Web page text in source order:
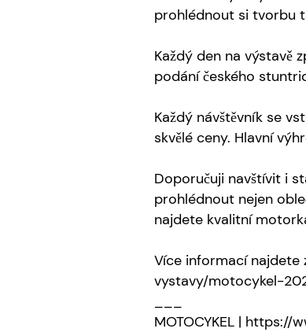
prohlédnout si tvorbu
Každý den na výstavě
podání českého
Každý návštěvník se
skvělé ceny. Hlavní
Doporučuji navštívit i
prohlédnout nejen
najdete kvalitní
Více informací
vystavy/motocykel-
MOTOCYKEL | https://